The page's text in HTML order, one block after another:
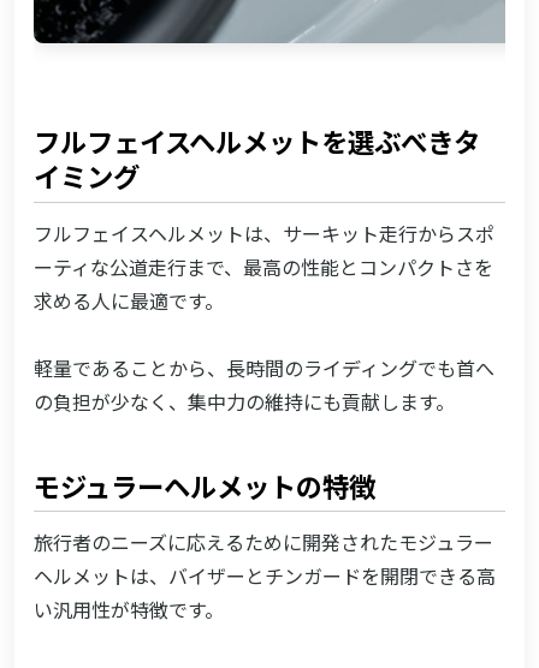
フルフェイスヘルメットを選ぶべきタ
イミング
フルフェイスヘルメットは、サーキット走行からスポ
ーティな公道走行まで、最高の性能とコンパクトさを
求める人に最適です。
軽量であることから、長時間のライディングでも首へ
の負担が少なく、集中力の維持にも貢献します。
モジュラーヘルメットの特徴
旅行者のニーズに応えるために開発されたモジュラー
ヘルメットは、バイザーとチンガードを開閉できる高
い汎用性が特徴です。